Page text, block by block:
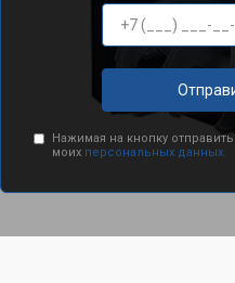
Нажимая на кнопку
моих персональных данных.